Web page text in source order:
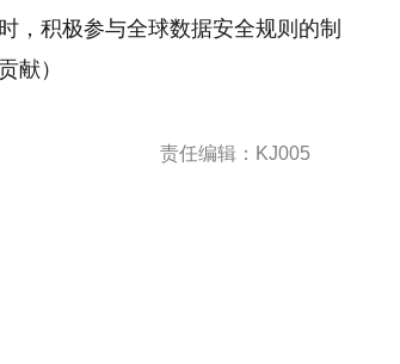
，积极参与全球数据安全规则的制
献）
责任编辑：KJ005